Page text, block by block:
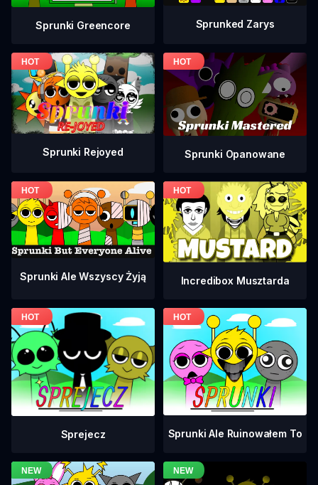
Sprunki Greencore Sprunked Zarys
Sprunki Rejoyed Sprunki Opanowane
Sprunki Ale Wszyscy Żyją Incredibox Musztarda
Sprejecz Sprunki Ale Ruinowałem To